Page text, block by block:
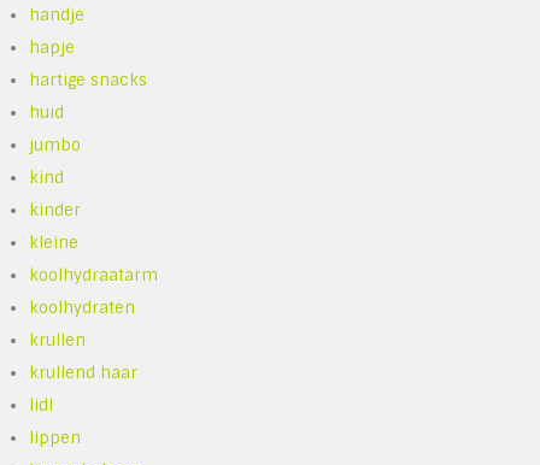
handje
hapje
hartige snacks
huid
jumbo
kind
kinder
kleine
koolhydraatarm
koolhydraten
krullen
krullend haar
lidl
lippen